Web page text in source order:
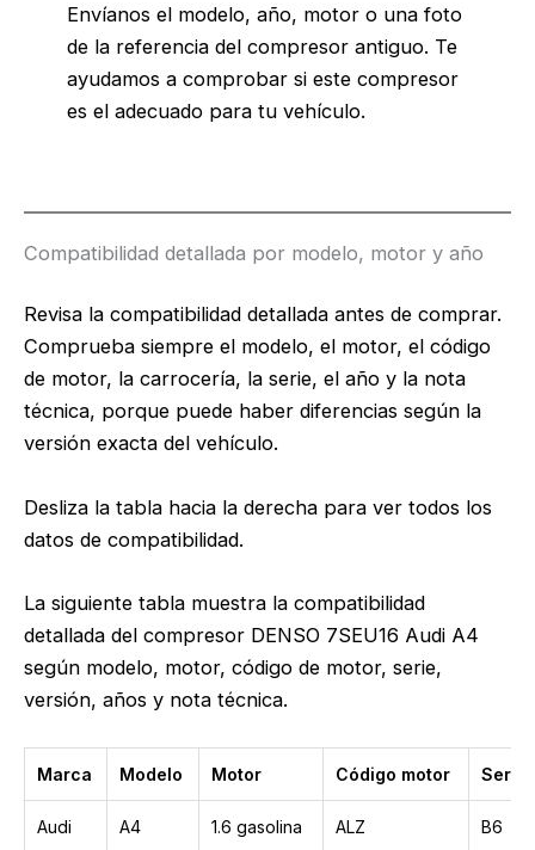
Envíanos el modelo, año, motor o una foto
de la referencia del compresor antiguo. Te
ayudamos a comprobar si este compresor
es el adecuado para tu vehículo.
Compatibilidad detallada por modelo, motor y año
Revisa la compatibilidad detallada antes de comprar.
Comprueba siempre el modelo, el motor, el código
de motor, la carrocería, la serie, el año y la nota
técnica, porque puede haber diferencias según la
versión exacta del vehículo.
Desliza la tabla hacia la derecha para ver todos los
datos de compatibilidad.
La siguiente tabla muestra la compatibilidad
detallada del compresor DENSO 7SEU16 Audi A4
según modelo, motor, código de motor, serie,
versión, años y nota técnica.
Marca Modelo Motor Código motor Serie
Audi A4 1.6 gasolina ALZ B6